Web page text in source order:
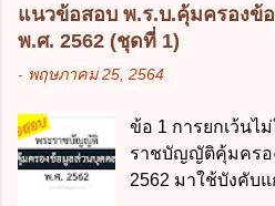
ตามเป้าหมาย ข้อ
เกี่ยวกับ "แผนพัฒน
รับผิดชอบในการบ
หน่วยงานของรัฐ
การบริหารงานภา
สาธารณะในรูปแ
พระราชบัญญัติกา
2545 ซึ่งเป็นกฎห
มีสาระสำคัญดังนี้
เว้นแต่เด็กที่สอบไ
ภาคบังคับแล้ว 2.
มารดา 2.2 บิดา
แนวข้อสอบ พ.ร.บ.คุ้มครองข้
พ.ศ. 2562 (ชุดที่ 1)
- พฤษภาคม 25, 2564
ข้อ 1 การยกเว้น
ราชบัญญัติคุ้มครอ
2562 มาใช้บังคับ